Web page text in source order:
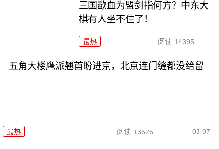
三国歃血为盟剑指何方？中东大
棋有人坐不住了！
最热 阅读 14395
五角大楼鹰派翘首盼进京，北京连门缝都没给留
最热 阅读 13526 08-07